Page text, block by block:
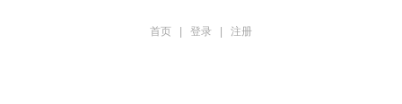
首页 登录 注册